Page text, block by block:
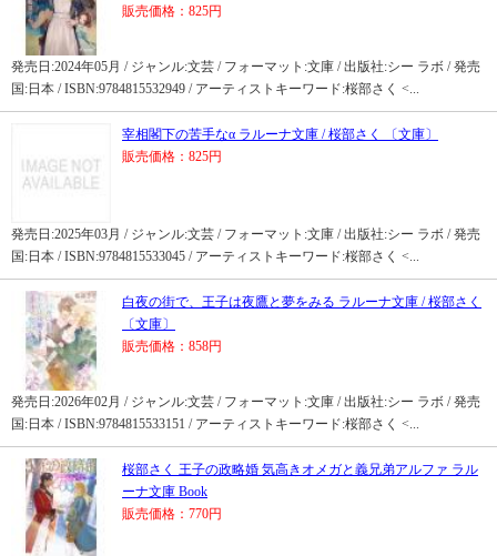
販売価格：825円
発売日:2024年05月 / ジャンル:文芸 / フォーマット:文庫 / 出版社:シー ラボ / 発売
国:日本 / ISBN:9784815532949 / アーティストキーワード:桜部さく <...
宰相閣下の苦手なα ラルーナ文庫 / 桜部さく 〔文庫〕
販売価格：825円
発売日:2025年03月 / ジャンル:文芸 / フォーマット:文庫 / 出版社:シー ラボ / 発売
国:日本 / ISBN:9784815533045 / アーティストキーワード:桜部さく <...
白夜の街で、王子は夜鷹と夢をみる ラルーナ文庫 / 桜部さく
〔文庫〕
販売価格：858円
発売日:2026年02月 / ジャンル:文芸 / フォーマット:文庫 / 出版社:シー ラボ / 発売
国:日本 / ISBN:9784815533151 / アーティストキーワード:桜部さく <...
桜部さく 王子の政略婚 気高きオメガと義兄弟アルファ ラル
ーナ文庫 Book
販売価格：770円